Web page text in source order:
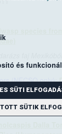
species from
faj Mexikóból
(NFCSO only):
és
SÜTI
SÜTIK